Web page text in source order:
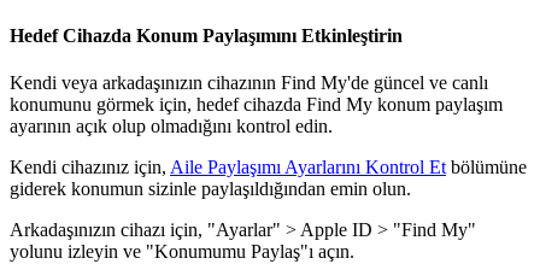
Hedef Cihazda Konum Paylaşımını Etkinleştirin
Kendi veya arkadaşınızın cihazının Find My'de güncel ve canlı
konumunu görmek için, hedef cihazda Find My konum paylaşım
ayarının açık olup olmadığını kontrol edin.
Kendi cihazınız için, Aile Paylaşımı Ayarlarını Kontrol Et bölümüne
giderek konumun sizinle paylaşıldığından emin olun.
Arkadaşınızın cihazı için, "Ayarlar" > Apple ID > "Find My"
yolunu izleyin ve "Konumumu Paylaş"ı açın.